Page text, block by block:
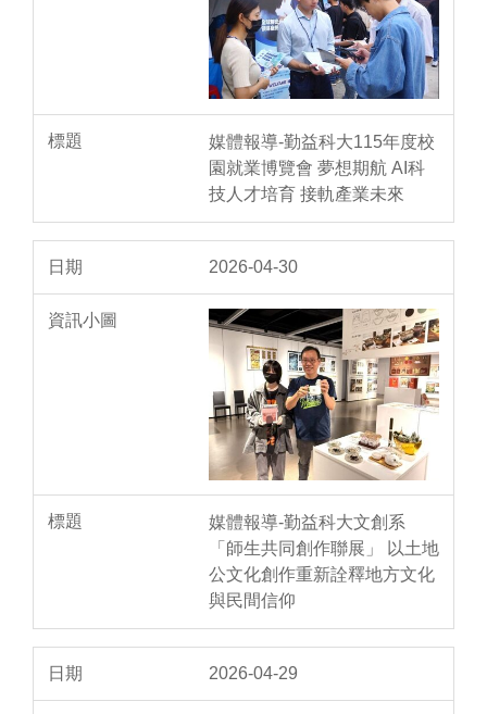
媒體報導-勤益科大115年度校
園就業博覽會 夢想期航 AI科
技人才培育 接軌產業未來
2026-04-30
媒體報導-勤益科大文創系
「師生共同創作聯展」 以土地
公文化創作重新詮釋地方文化
與民間信仰
2026-04-29